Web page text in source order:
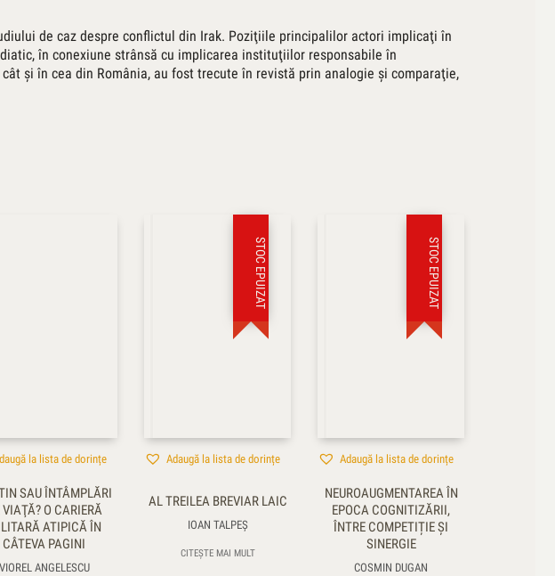
de caz despre conflictul din Irak. Poziţiile principalilor actori implicaţi în
în conexiune strânsă cu implicarea instituţiilor responsabile în
şi în cea din România, au fost trecute în revistă prin analogie şi comparaţie,
la lista de dorințe
SAU ÎNTÂMPLĂRI
VIAŢĂ? O CARIERĂ
ATIPICĂ ÎN
CÂTEVA PAGINI
VIOREL ANGELESCU
STOC EPUIZAT
Adaugă la lista de dorințe
AL TREILEA BREVIAR LAIC
IOAN TALPEŞ
CITEȘTE MAI MULT
STOC EPUIZAT
Adaugă la lista de dorințe
NEUROAUGMENTAREA ÎN
EPOCA COGNITIZĂRII,
ÎNTRE COMPETIȚIE ȘI
SINERGIE
COSMIN DUGAN